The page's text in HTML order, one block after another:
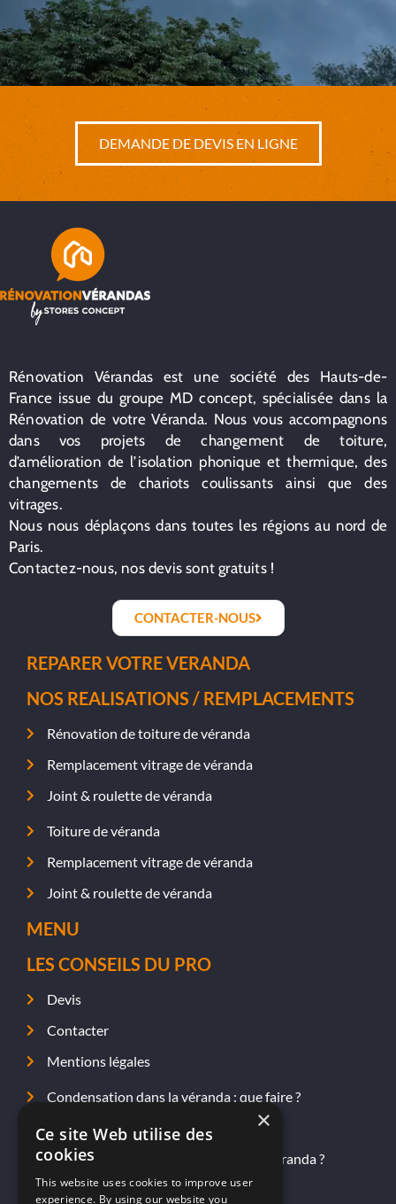
DEMANDE DE DEVIS EN LIGNE
Rénovation Vérandas est une société des Hauts-de-
France issue du groupe MD concept, spécialisée dans la
Rénovation de votre Véranda. Nous vous accompagnons
dans vos projets de changement de toiture,
d’amélioration de l’isolation phonique et thermique, des
changements de chariots coulissants ainsi que des
vitrages.
Nous nous déplaçons dans toutes les régions au nord de
Paris.
Contactez-nous, nos devis sont gratuits !
CONTACTER-NOUS
REPARER VOTRE VERANDA
NOS REALISATIONS / REMPLACEMENTS
Rénovation de toiture de véranda
Remplacement vitrage de véranda
Joint & roulette de véranda
Toiture de véranda
Remplacement vitrage de véranda
Joint & roulette de véranda
MENU
LES CONSEILS DU PRO
Devis
Contacter
Mentions légales
Condensation dans la véranda : que faire ?
Étanchéité et fuite dans la véranda
Comment améliorer l’isolation de sa véranda ?
Quel prix pour rénover ma véranda ?
×
Ce site Web utilise des
cookies
This website uses cookies to improve user
experience. By using our website you